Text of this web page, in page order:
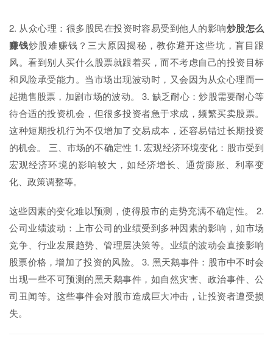
2. 从众心理：很多股民在投资时容易受到他人的影响炒股怎么
赚钱炒股难赚钱？三大原因揭秘，教你避开这些坑，盲目跟
风。看到别人买什么股票就跟着买，而不考虑自己的投资目标
和风险承受能力。当市场出现波动时，又会因为从众心理而一
起抛售股票，加剧市场的波动。 3. 缺乏耐心：炒股需要耐心等
待合适的投资机会，但很多投资者急于求成，频繁买卖股票。
这种短期投机行为不仅增加了交易成本，还容易错过长期投资
的机会。 三、市场的不确定性 1. 宏观经济环境变化：股市受到
宏观经济环境的影响较大，如经济增长、通货膨胀、利率变
化、政策调整等。
这些因素的变化难以预测，使得股市的走势充满不确定性。 2.
公司业绩波动：上市公司的业绩受到多种因素的影响，如市场
竞争、行业发展趋势、管理层决策等。业绩的波动会直接影响
股票价格，增加了投资的风险。 3. 黑天鹅事件：股市中不时会
出现一些不可预测的黑天鹅事件，如自然灾害、政治事件、公
司丑闻等。这些事件会对股市造成巨大冲击，让投资者遭受损
失。